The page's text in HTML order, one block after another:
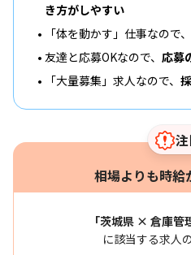
き方がしやすい
「体を動かす」仕事なので、
友達と応募OKなので、 応募
「大量募集」求人なので、
相場よりも時給
「茨城県 × 倉庫管
に該当する求人